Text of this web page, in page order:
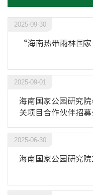
2025-09-30
“海南热带雨林国
2025-09-01
海南国家公园研究
关项目合作伙伴招募
2025-06-30
海南国家公园研究